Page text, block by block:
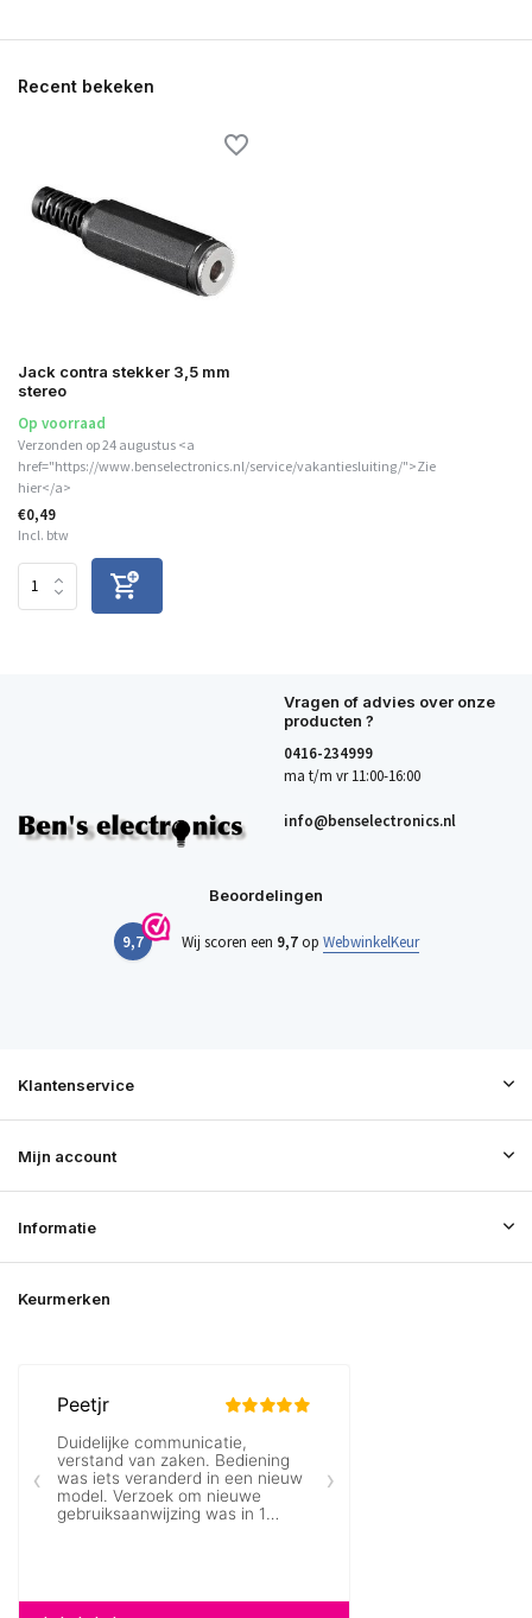
Recent bekeken
Jack contra stekker 3,5 mm
stereo
Op voorraad
Verzonden op 24 augustus <a
href="https://www.benselectronics.nl/service/vakantiesluiting/">Zie
hier</a>
€0,49
Incl. btw
Vragen of advies over onze
producten ?
0416-234999
ma t/m vr 11:00-16:00
info@benselectronics.nl
Beoordelingen
9,7 Wij scoren een 9,7op WebwinkelKeur
Klantenservice
Mijn account
Informatie
Keurmerken